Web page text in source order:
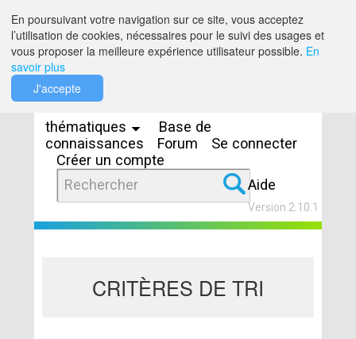
thématiques
Base de
connaissances
Forum
Se connecter
Créer un compte
Aide
Version 2.10.1
CRITÈRES DE TRI
En poursuivant votre navigation sur ce site, vous acceptez
l’utilisation de cookies, nécessaires pour le suivi des usages et
vous proposer la meilleure expérience utilisateur possible. En
savoir plus
J'accepte